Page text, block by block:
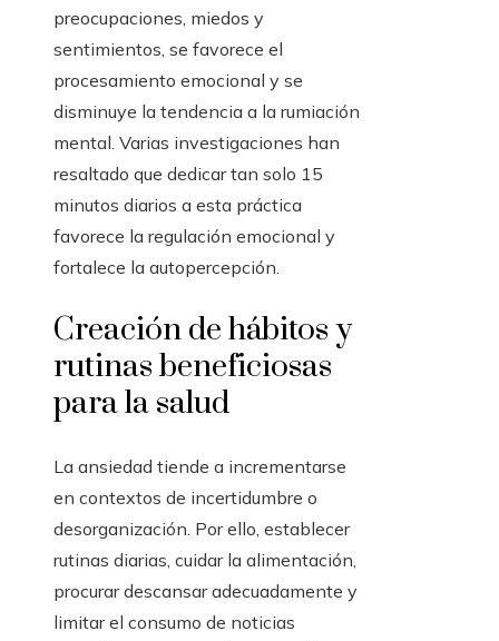
preocupaciones, miedos y
sentimientos, se favorece el
procesamiento emocional y se
disminuye la tendencia a la rumiación
mental. Varias investigaciones han
resaltado que dedicar tan solo 15
minutos diarios a esta práctica
favorece la regulación emocional y
fortalece la autopercepción.
Creación de hábitos y
rutinas beneficiosas
para la salud
La ansiedad tiende a incrementarse
en contextos de incertidumbre o
desorganización. Por ello, establecer
rutinas diarias, cuidar la alimentación,
procurar descansar adecuadamente y
limitar el consumo de noticias